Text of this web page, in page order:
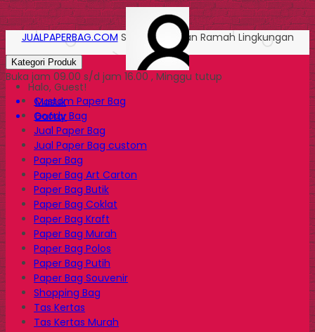
Halo, Guest!
Masuk
Daftar
JUALPAPERBAG.COM Solusi Kemasan Ramah Lingkungan
Kategori Produk
Buka jam 09.00 s/d jam 16.00 , Minggu tutup
Custom Paper Bag
Goody Bag
Jual Paper Bag
Jual Paper Bag custom
Paper Bag
Paper Bag Art Carton
Paper Bag Butik
Paper Bag Coklat
Paper Bag Kraft
Paper Bag Murah
Paper Bag Polos
Paper Bag Putih
Paper Bag Souvenir
Shopping Bag
Tas Kertas
Tas Kertas Murah